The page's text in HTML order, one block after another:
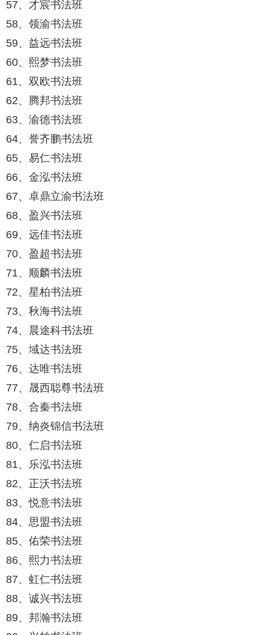
57、才宸书法班
58、领渝书法班
59、益远书法班
60、熙梦书法班
61、双欧书法班
62、腾邦书法班
63、渝德书法班
64、誉齐鹏书法班
65、易仁书法班
66、金泓书法班
67、卓鼎立渝书法班
68、盈兴书法班
69、远佳书法班
70、盈超书法班
71、顺麟书法班
72、星柏书法班
73、秋海书法班
74、晨途科书法班
75、域达书法班
76、达唯书法班
77、晟西聪尊书法班
78、合秦书法班
79、纳炎锦信书法班
80、仁启书法班
81、乐泓书法班
82、正沃书法班
83、悦意书法班
84、思盟书法班
85、佑荣书法班
86、熙力书法班
87、虹仁书法班
88、诚兴书法班
89、邦瀚书法班